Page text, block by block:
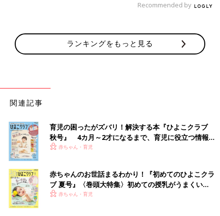
娘が新生児の頃、息をしているのかどうか気になってしまいベビ
ーベットから離れられなくなってしまいました。
つめられていました…
Recommended by
ランキングをもっと見る
関連記事
育児の困ったがズバリ！解決する本『ひよこクラブ
秋号』 4カ月～2才になるまで、育児に役立つ情報が
いっぱい！
赤ちゃん・育児
赤ちゃんのお世話まるわかり！『初めてのひよこクラ
ブ 夏号』〈巻頭大特集〉初めての授乳がうまくい
く！ おっぱい・ミルクの基本と夏のトラブル 解決テ
赤ちゃん・育児